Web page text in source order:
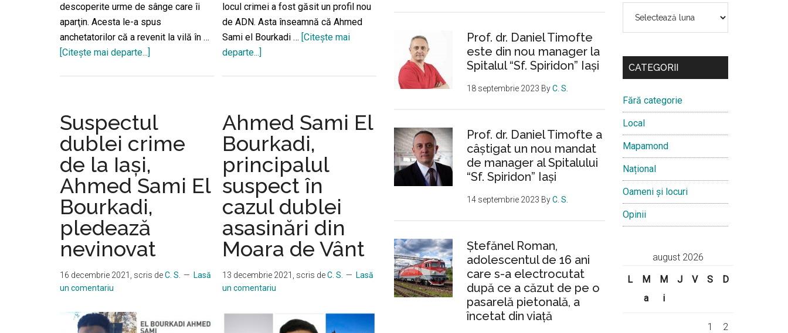
descoperite urme de sânge care îi
aparţin. Acesta le-a spus
anchetatorilor că a revenit la vilă în …
[Citeşte mai departe...]
el
Bourkadi
a
la
din
unde
avut
crimă
locul crimei a fost găsit un profil nou
de ADN. Asta înseamnă că Ahmed
Sami el Bourkadi … [Citeşte mai
departe...]
se
complică
tot
mai
mult.
Rezultatele
criminalistice
indică
un
suspect
Suspectul
dublei crime
de la Iași,
Ahmed Sami El
Bourkadi,
pledează
nevinovat
16 decembrie 2021 , scris deC. S.
Lasă
un comentariu
Ahmed Sami El
Bourkadi,
principalul
suspect în
cazul dublei
asasinări din
Moara de Vânt
13 decembrie 2021 , scris deC. S.
Lasă
un comentariu
Prof. dr. Daniel Timofte
este din nou manager la
Spitalul “Sf. Spiridon” Iaşi
18 septembrie 2023 ByC. S.
Prof. dr. Daniel Timofte a
câștigat un nou mandat
de manager al Spitalului
“Sf. Spiridon” Iași
14 septembrie 2023 ByC. S.
Ştefănel Roman,
adolescentul de 16 ani
care s-a electrocutat
după ce a căzut de pe o
pasarelă pietonală, a
încetat din viață
CATEGORII
Fără categorie
Local
Mapamond
Național
Oameni și locuri
Opinii
august 2026
L
M
a
M
i
J V S D
1 2